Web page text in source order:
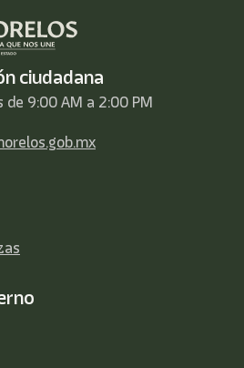
ciudadana
de 9:00 AM a 2:00 PM